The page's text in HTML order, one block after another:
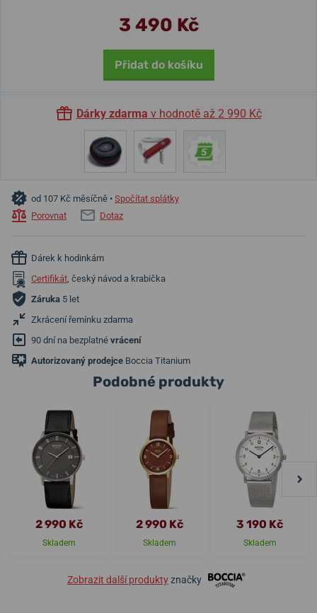
3 490 Kč
Přidat do košíku
Dárky zdarma v hodnotě až 2 990 Kč
od 107 Kč měsíčně • Spočítat splátky
Porovnat
Dotaz
Dárek k hodinkám
Certifikát, český návod a krabička
Záruka 5 let
Zkrácení řemínku zdarma
90 dní na bezplatné vrácení
Autorizovaný prodejce Boccia Titanium
Podobné produkty
2 990 Kč
Skladem
2 990 Kč
Skladem
3 190 Kč
Skladem
Zobrazit další produktyznačky